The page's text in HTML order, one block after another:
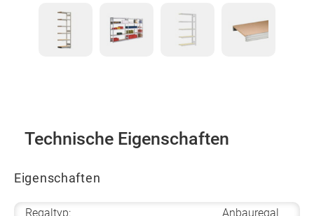
Technische Eigenschaften
Eigenschaften
Regaltyp: Anbauregal